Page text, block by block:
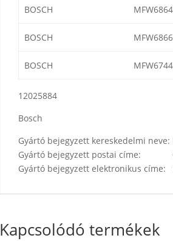
BOSCH
BOSCH
BOSCH
12025884
Bosch
Gyártó bejegyzett kereskedelmi neve:
Gyártó bejegyzett postai címe:
Gyártó bejegyzett elektronikus
Kapcsolódó termékek